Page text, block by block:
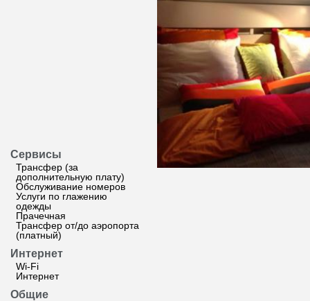
Сервисы
Трансфер (за
дополнительную плату)
Обслуживание номеров
Услуги по глажению
одежды
Прачечная
Трансфер от/до аэропорта
(платный)
Интернет
Wi-Fi
Интернет
Общие